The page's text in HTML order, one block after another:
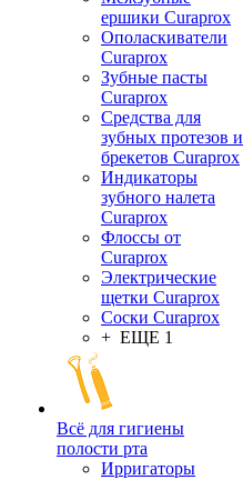
ершики Curaprox
Ополаскиватели
Curaprox
Зубные пасты
Curaprox
Средства для
зубных протезов и
брекетов Curaprox
Индикаторы
зубного налета
Curaprox
Флоссы от
Curaprox
Электрические
щетки Curaprox
Соски Curaprox
+ ЕЩЕ 1
Всё для гигиены
полости рта
Ирригаторы